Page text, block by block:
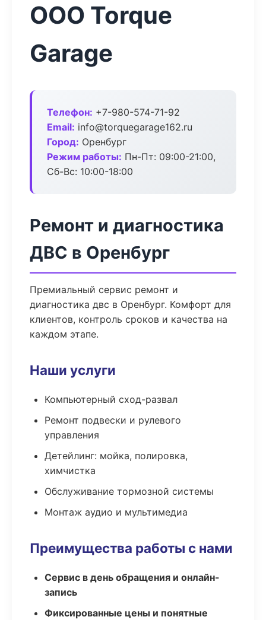
ООО Torque
Garage
Телефон: +7-980-574-71-92
Email: info@torquegarage162.ru
Город: Оренбург
Режим работы: Пн-Пт: 09:00-21:00,
Сб-Вс: 10:00-18:00
Ремонт и диагностика
ДВС в Оренбург
Премиальный сервис ремонт и
диагностика двс в Оренбург. Комфорт для
клиентов, контроль сроков и качества на
каждом этапе.
Наши услуги
Компьютерный сход-развал
Ремонт подвески и рулевого
управления
Детейлинг: мойка, полировка,
химчистка
Обслуживание тормозной системы
Монтаж аудио и мультимедиа
Преимущества работы с нами
Сервис в день обращения и онлайн-
запись
Фиксированные цены и понятные